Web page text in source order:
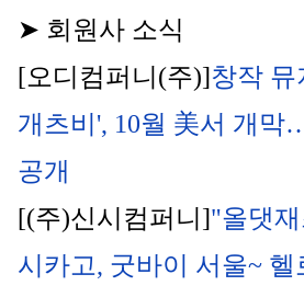
➤ 회원사 소식
[오디컴퍼니(주)]창작 뮤
개츠비', 10월 美서 개막
공개
[(주)신시컴퍼니]"올댓
시카고, 굿바이 서울~ 헬